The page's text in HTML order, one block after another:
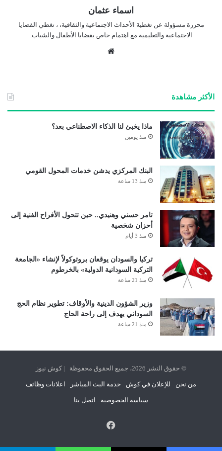
اسماء عثمان
محررة مسؤولة عن تغطية الأحداث الاجتماعية والثقافية، ، تغطي القضايا
الاجتماعية والتعليمية مع اهتمام خاص بقضايا الأطفال والشباب.
الأكثر مشاهدة
ماذا يخبئ لنا الذكاء الاصطناعي بعد؟
منذ يومين
البنك المركزي يدشن خدمات المحول القومي
منذ 13 ساعة
تامر حسني وهنيدي.. حين تتحول الأفراح الفنية إلى
أحزان شخصية
منذ 3 أيام
تركيا والسودان يوقعان بروتوكولاً لإنشاء «الجامعة
التركية السودانية الدولية» بالخرطوم
منذ 21 ساعة
وزير الشؤون الدينية والأوقاف: تطوير نظام الحج
السوداني يهدف إلى راحة الحاج
منذ 21 ساعة
© حقوق النشر 2026، جميع الحقوق محفوظة | كوش نيوز
من نحن للإعلان في كوش خدمة البث المباشر اعلانات وظائف
سياسة الخصوصية اتصل بنا